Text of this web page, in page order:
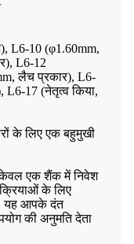
L6-10 (φ1.60mm,
L6-12
लैच प्रकार), L6-
L6-17 (नेतृत्व किया,
के लिए एक बहुमुखी
केवल एक शैंक में निवेश
के लिए
यह आपके दंत
की अनुमति देता